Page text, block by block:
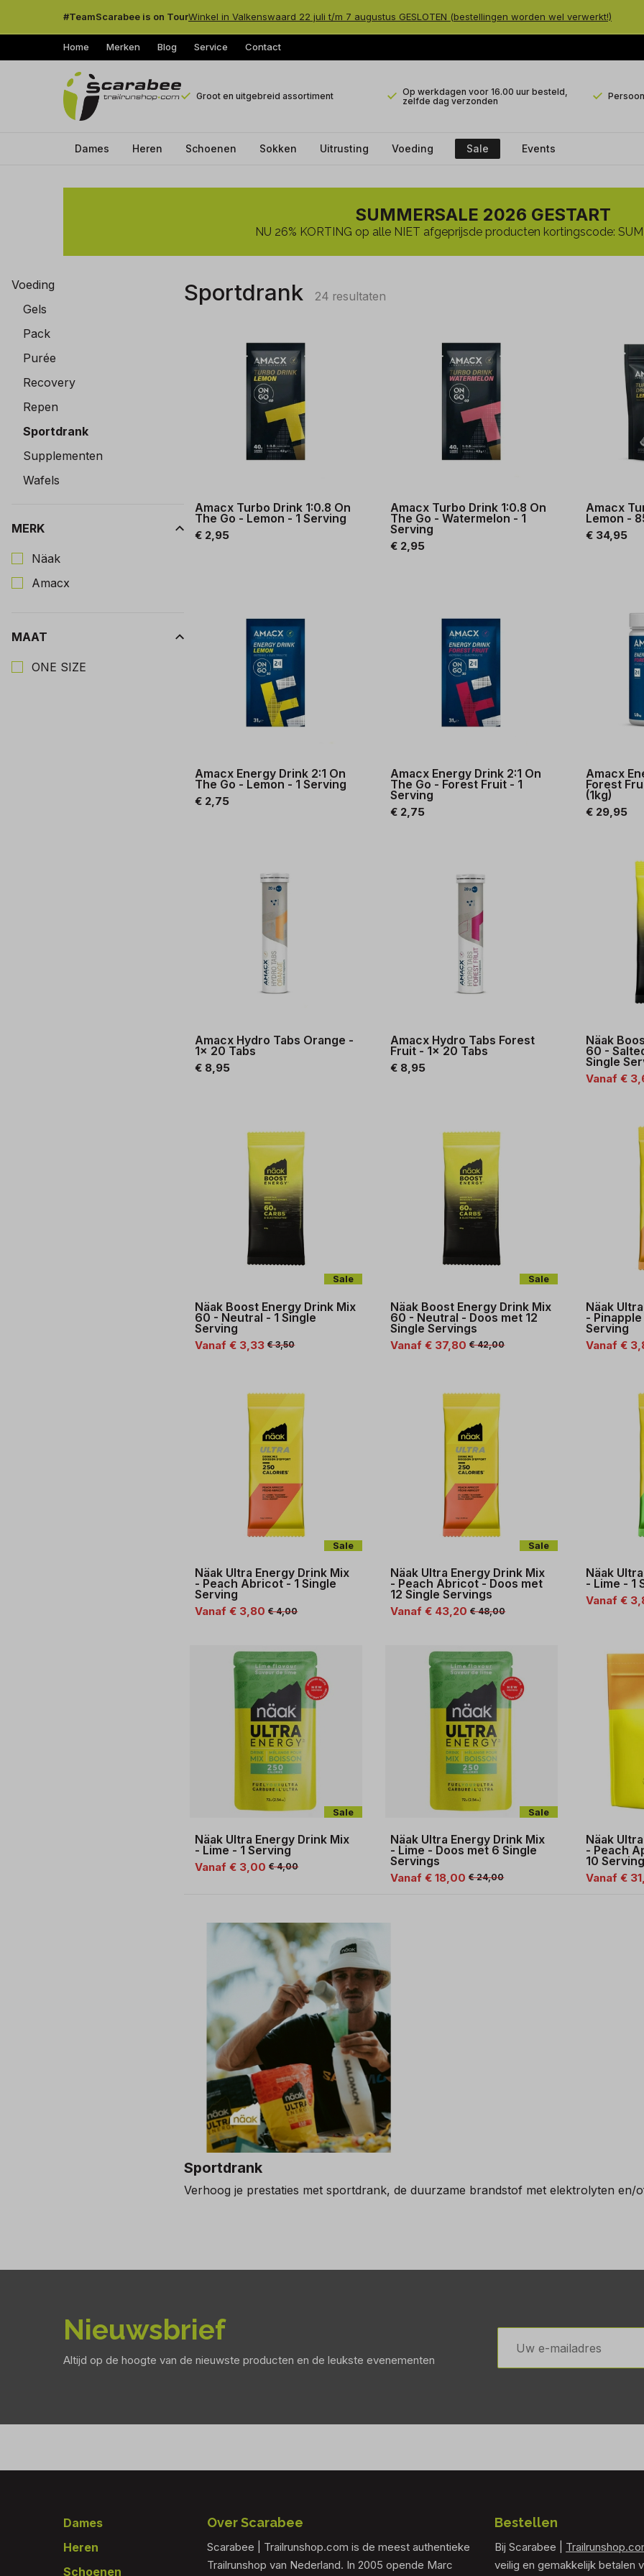
#TeamScarabee is on TourWinkel in Valkenswaard 22 juli t/m 7 augustus GESLOTEN (bestellingen worden wel verwerkt!)
Home Merken Blog Service Contact
Groot en uitgebreid assortiment
Op werkdagen voor 16.00 uur besteld,
zelfde dag verzonden
Dames Heren Schoenen Sokken Uitrusting Voeding Sale Events
Sportdrank
Trailrunshop
SUMMERSALE 2026 GESTART
NU 26% KORTING op alle NIET afgeprijsde producten kortingscode:
Voeding
Gels
Pack
Purée
Recovery
Repen
Sportdrank
Supplementen
Wafels
MERK
Näak
Amacx
MAAT
ONE SIZE
Sportdrank 24 resultaten
Amacx Turbo Drink 1:0.8 On
The Go - Lemon - 1 Serving
€ 2,95
Amacx Turbo Drink 1:0.8 On
The Go - Watermelon - 1
Serving
€ 2,95
Amacx
Lemon -
€ 34,95
Amacx Energy Drink 2:1 On
The Go - Lemon - 1 Serving
€ 2,75
Amacx Energy Drink 2:1 On
The Go - Forest Fruit - 1
Serving
€ 2,75
Amacx
Forest
(1kg)
€ 29,95
Amacx Hydro Tabs Orange -
1x 20 Tabs
€ 8,95
Amacx Hydro Tabs Forest
Fruit - 1x 20 Tabs
€ 8,95
Näak
60 -
Single
Vanaf €
Sale
Näak Boost Energy Drink Mix
60 - Neutral - 1 Single
Serving
Vanaf € 3,33 € 3,50
Sale
Näak Boost Energy Drink Mix
60 - Neutral - Doos met 12
Single Servings
Vanaf € 37,80 € 42,00
Näak
-
Serving
Vanaf €
Sale
Näak Ultra Energy Drink Mix
- Peach Abricot - 1 Single
Serving
Vanaf € 3,80 € 4,00
Sale
Näak Ultra Energy Drink Mix
- Peach Abricot - Doos met
12 Single Servings
Vanaf € 43,20 € 48,00
Näak
- Lime - 1
Vanaf €
Sale
Näak Ultra Energy Drink Mix
- Lime - 1 Serving
Vanaf € 3,00 € 4,00
Sale
Näak Ultra Energy Drink Mix
- Lime - Doos met 6 Single
Servings
Vanaf € 18,00 € 24,00
Näak
- Peach
10
Vanaf €
Sportdrank
Verhoog je prestaties met sportdrank, de duurzame brandstof met elektrolyten en/
Nieuwsbrief
Altijd op de hoogte van de nieuwste producten en de leukste evenementen
E-
mailadres
Footer
Dames
Heren
Schoenen
Over Scarabee
Scarabee | Trailrunshop.com is de meest authentieke
Trailrunshop van Nederland. In 2005 opende Marc
Bestellen
Bij Scarabee |
veilig en gemakkelijk betalen